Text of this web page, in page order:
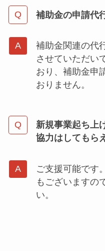
補助金の申請代
補助金関連の代
させていただい
おり、補助金申
おりません。
新規事業起ち上
協力はしてもら
ご支援可能です
もございますの
い。